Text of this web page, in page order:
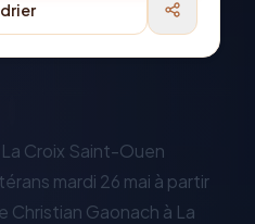
Croix Saint-Ouen
mardi 26 mai à partir
Christian Gaonach à La